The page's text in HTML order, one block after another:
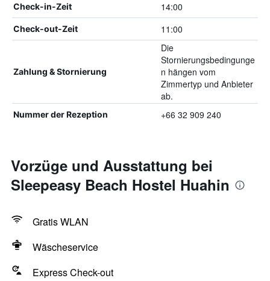
Check-in-Zeit 14:00
Check-out-Zeit 11:00
Zahlung & Stornierung
Die
Stornierungsbedingunge
n hängen vom
Zimmertyp und Anbieter
ab.
Nummer der Rezeption +66 32 909 240
Vorzüge und Ausstattung bei
Sleepeasy Beach Hostel Huahin
Gratis WLAN
Wäscheservice
Express Check-out